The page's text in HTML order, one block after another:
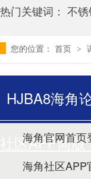
热门关键词： 不
您的位置： 首页 >
HJBA8海角
社区APP简版
海角社区APP